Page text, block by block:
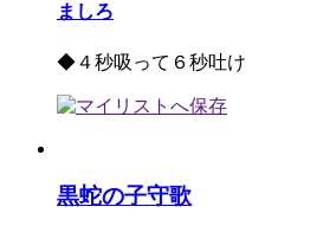
ましろ
◆４秒吸って６秒吐け
黒蛇の子守歌